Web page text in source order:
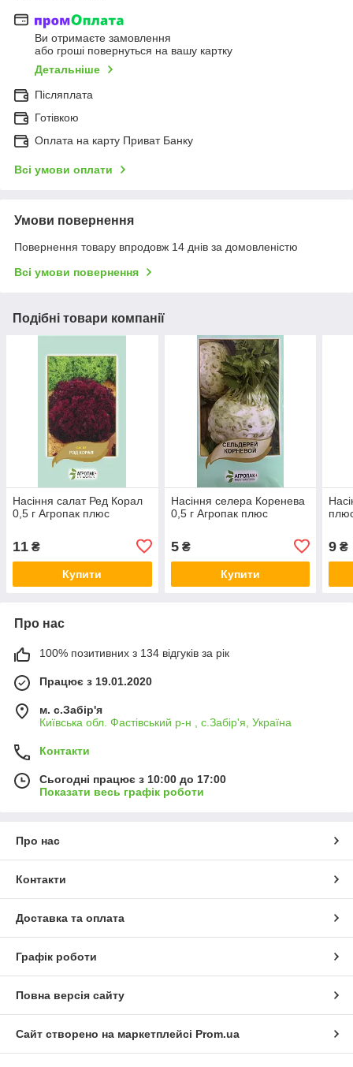
Ви отримаєте замовлення
або гроші повернуться на вашу картку
Детальніше
Післяплата
Готівкою
Оплата на карту Приват Банку
Всі умови оплати
Умови повернення
Повернення товару впродовж 14 днів за домовленістю
Всі умови повернення
Подібні товари компанії
Насіння салат Ред Корал
0,5 г Агропак плюс
11 ₴
Купити
Насіння селера Коренева
0,5 г Агропак плюс
5₴
Купити
9 ₴
Про нас
100% позитивних з 134 відгуків за рік
Працює з 19.01.2020
м. с.Забір'я
Київська обл. Фастівський р-н , с.Забір'я, Україна
Контакти
Сьогодні працює з 10:00 до 17:00
Показати весь графік роботи
Про нас
Контакти
Доставка та оплата
Графік роботи
Повна версія сайту
Сайт створено на маркетплейсі Prom.ua